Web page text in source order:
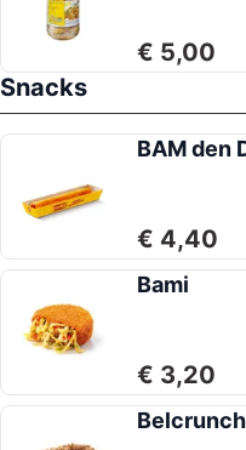
€ 5,00
Snacks
BAM den
€ 4,40
Bami
€ 3,20
Belcrunch